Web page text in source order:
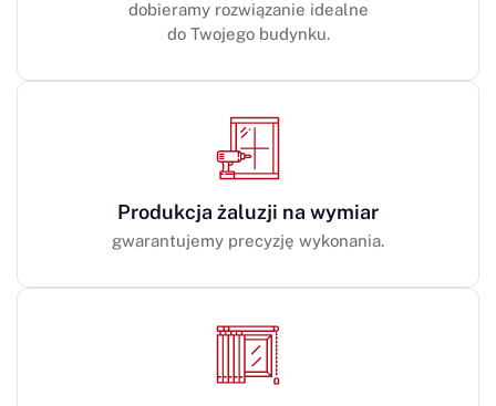
dobieramy rozwiązanie idealne
do Twojego budynku.
Produkcja żaluzji na wymiar
gwarantujemy precyzję wykonania.